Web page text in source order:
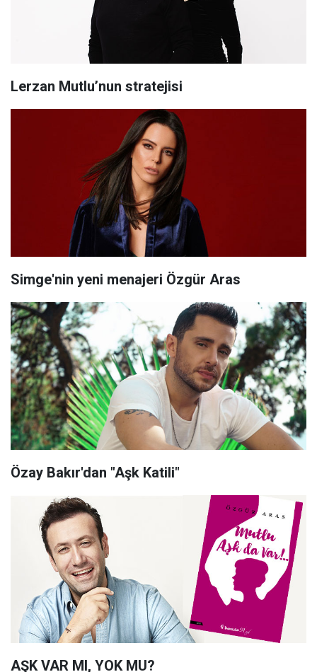
Lerzan Mutlu’nun stratejisi
Simge'nin yeni menajeri Özgür Aras
Özay Bakır'dan "Aşk Katili"
AŞK VAR MI, YOK MU?